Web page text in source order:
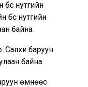
нутгийн
бүс нутгийн
байна.
Салхи баруун
байна.
өмнөөс